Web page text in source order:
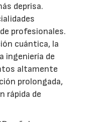
deprisa.
profesionales.
cuántica, la
ingeniería de
altamente
prolongada,
rápida de